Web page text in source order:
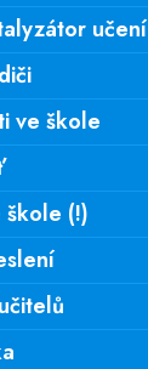
učení
ve škole
(!)